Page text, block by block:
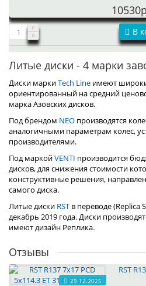
В
Литые диски - 4 марки
Диски маркиTech Line имеют
ориентированный на средний
марка Азовских дисков.
Под брендом NEO производятся
аналогичными параметрам колес,
производителями.
Под маркойVENTI производится
дисков, для снижения стоимости
конструктивные решения,
самого диска.
Литые диски RST в переводе (Replica
декабрь 2019 года. Диски
имеют дизайн Реплика.
Отзывы
29.12.2025
RST